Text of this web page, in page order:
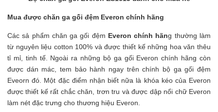
Mua được chăn ga gối đệm Everon chính hãng
Các sả phẩm chăn ga gối đệm Everon chính hãng thường làm
từ nguyên liệu cotton 100% và được thiết kế những hoa văn thêu
tỉ mỉ, tinh tế. Ngoài ra những bộ ga gối Everon chính hãng còn
được dán mác, tem bảo hành ngay trên chính bộ ga gối đệm
Eveorn đó. Một đặc điểm nhận biết nữa là khóa kéo của Everon
được thiết kế rất chắc chăn, trơn tru và được dập nổi chữ Everon
làm nét đặc trưng cho thương hiệu Everon.